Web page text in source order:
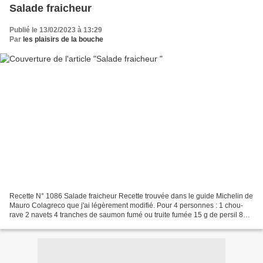
Salade fraicheur
Publié le 13/02/2023 à 13:29
Par les plaisirs de la bouche
Recette N° 1086 Salade fraicheur Recette trouvée dans le guide Michelin de
Mauro Colagreco que j'ai légèrement modifié. Pour 4 personnes : 1 chou-
rave 2 navets 4 tranches de saumon fumé ou truite fumée 15 g de persil 8